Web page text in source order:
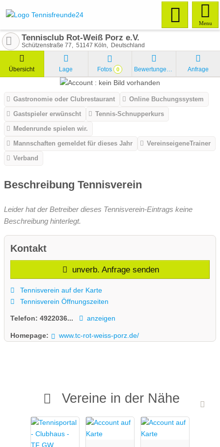
Menu
Tennisclub Rot-Weiß Porz e.V.
Schützenstraße 77 51147 Köln Deutschland
Übersicht Lage Fotos 0 Bewertungen Anfrage
Gastronomie oder Clubrestaurant
Online Buchungssystem
Gastspieler erwünscht
Tennis-Schnupperkurs
Medenrunde spielen wir.
Mannschaften gemeldet für dieses Jahr
VereinseigeneTrainer
Verband
Beschreibung Tennisverein
Leider hat der Betreiber dieses Tennisverein-Eintrags keine
Beschreibung hinterlegt.
Kontakt
unverb. Anfrage senden
Tennisverein auf der Karte
Tennisverein Öffnungszeiten
Telefon: 4922036... anzeigen
Homepage: www.tc-rot-weiss-porz.de/
Vereine in der Nähe